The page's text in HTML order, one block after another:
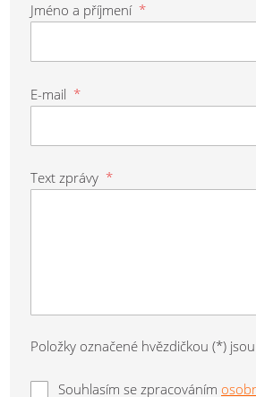
Jméno a příjmení *
E-mail *
Text zprávy *
Položky označené hvězdičkou (*)
Souhlasím se zpracováním